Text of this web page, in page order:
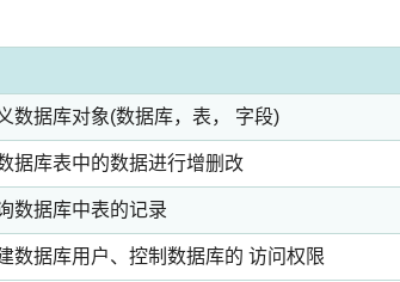
数据库对象(数据库，表， 字段)
据库表中的数据进行增删改
数据库中表的记录
数据库用户、控制数据库的 访问权限